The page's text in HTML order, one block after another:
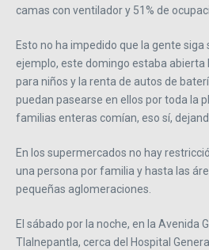
camas con ventilador y 51% de
Esto no ha impedido que la gente siga
ejemplo, este domingo estaba abierta
para niños y la renta de autos de
puedan pasearse en ellos por toda la
familias enteras comían, eso sí,
En los supermercados no hay
una persona por familia y hasta las
pequeñas aglomeraciones.
El sábado por la noche, en la Avenida
Tlalnepantla, cerca del Hospital